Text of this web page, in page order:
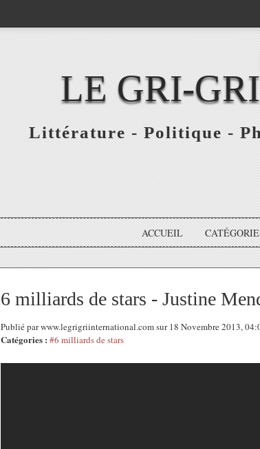
LE GRI-
Littérature - Politique -
ACCUEIL
6 milliards de stars - Justine
Publié par www.legrigriinternational.com sur 18 Novembre 2013,
Catégories : #6 milliards de stars